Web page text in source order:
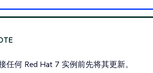
任何 Red Hat 7 实例前先将其更新。